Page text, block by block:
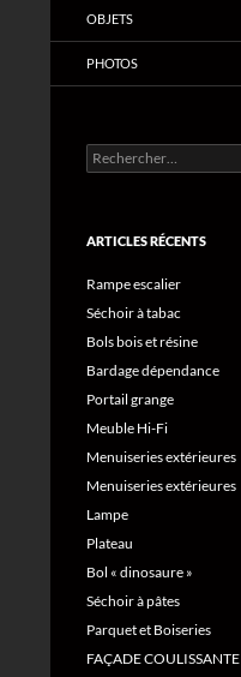
OBJETS
PHOTOS
Rechercher :
ARTICLES RÉCENTS
Rampe escalier
Séchoir à tabac
Bols bois et résine
Bardage dépendance
Portail grange
Meuble Hi-Fi
Menuiseries extérieures
Menuiseries extérieures
Lampe
Plateau
Bol « dinosaure »
Séchoir à pâtes
Parquet et Boiseries
FAÇADE COULISSANTE